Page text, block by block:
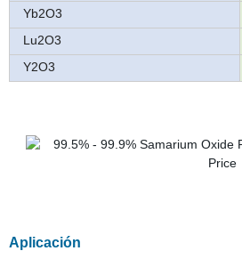
Yb2O3
Lu2O3
Y2O3
Aplicación